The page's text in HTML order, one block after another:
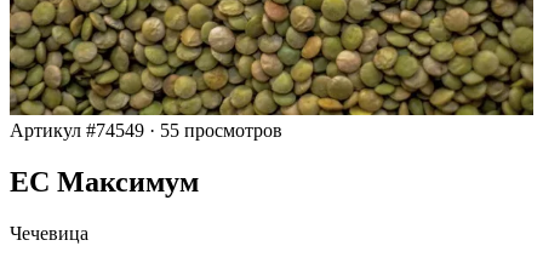
Артикул #74549 · 55 просмотров
ЕС Максимум
Чечевица